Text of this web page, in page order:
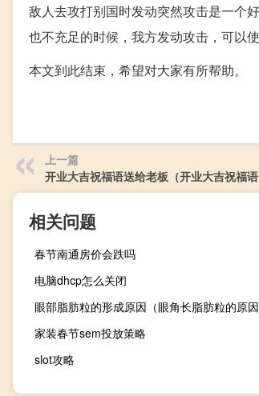
敌人去攻打别国时发动突然攻击是一个
也不充足的时候，我方发动攻击，可以
本文到此结束，希望对大家有所帮助。
上一篇
开业大吉祝福语送给老板（开业大吉祝福语
相关问题
春节南通房价会跌吗
电脑dhcp怎么关闭
眼部脂肪粒的形成原因（眼角长脂肪粒的原因
家装春节sem投放策略
slot攻略